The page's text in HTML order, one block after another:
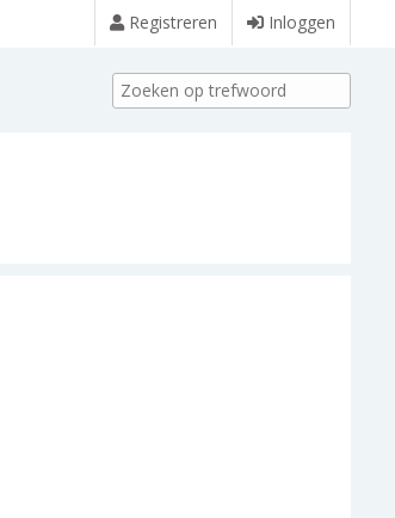
Registreren Inloggen